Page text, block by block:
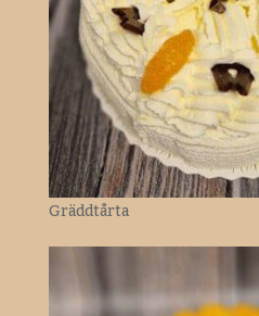
Gräddtårta